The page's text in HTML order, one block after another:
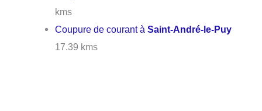
kms
Coupure de courant àSaint-André-le-Puy
17.39 kms